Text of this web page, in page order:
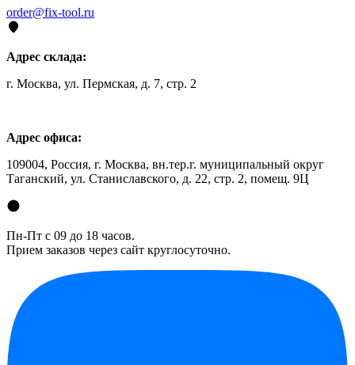
order@fix-tool.ru
Адрес склада:
г. Москва, ул. Пермская, д. 7, стр. 2
Адрес офиса:
109004, Россия, г. Москва, вн.тер.г. муниципальный округ
Таганский, ул. Станиславского, д. 22, стр. 2, помещ. 9Ц
Пн-Пт с 09 до 18 часов.
Прием заказов через сайт круглосуточно.